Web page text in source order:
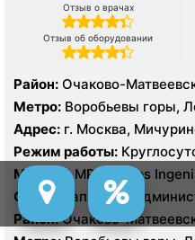
Отзыв о врачах
Отзыв об оборудовании
Район: Очаково-
Метро: Воробьевы горы,
Раменки
Адрес: г. Москва,
Режим работы:
Модель:МРТ Philips
GE Light Speed 64 среза,
128 срезов УЗИ HITACHI
Округ:
Западный
Район:Очаково-